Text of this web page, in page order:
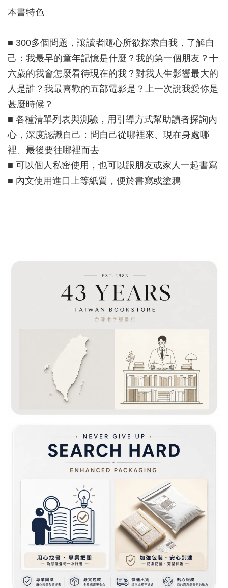
本書特色
■ 300多個問題，讓讀者隨心所欲探索自我，了解自
己：我最早的童年記憶是什麼？我的第一個朋友？十
六歲的我會怎麼看待現在的我？對我人生影響最大的
人是誰？我最喜歡的五部電影是？上一次說我愛你是
甚麼時候？
■ 各種清單列表與測驗，用引導方式幫助讀者探詢內
心，深度認識自己：問自己從哪裡來、現在身處哪
裡、最後要往哪裡而去
■ 可以個人私密使用，也可以跟朋友或家人一起書寫
■ 內文使用進口上等紙質，便於書寫或塗鴉